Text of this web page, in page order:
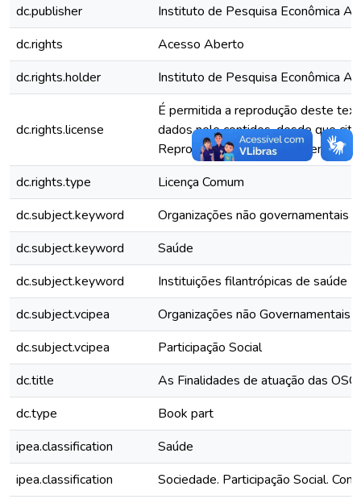
dc.publisher
Instituto de Pesquisa Econômica
dc.rights
Acesso Aberto
dc.rights.holder
Instituto de Pesquisa Econômica
dc.rights.license
É permitida a reprodução deste
dados nele contidos, desde que
Reproduções para fins comerciais
dc.rights.type
Licença Comum
dc.subject.keyword
Organizações não governamentais
dc.subject.keyword
Saúde
dc.subject.keyword
Instituições filantrópicas de saúde
dc.subject.vcipea
Organizações não Governamentais
dc.subject.vcipea
Participação Social
dc.title
As Finalidades de atuação das
dc.type
Book part
ipea.classification
Saúde
ipea.classification
Sociedade. Participação Social.